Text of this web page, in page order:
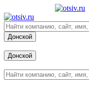
Донской
Донской